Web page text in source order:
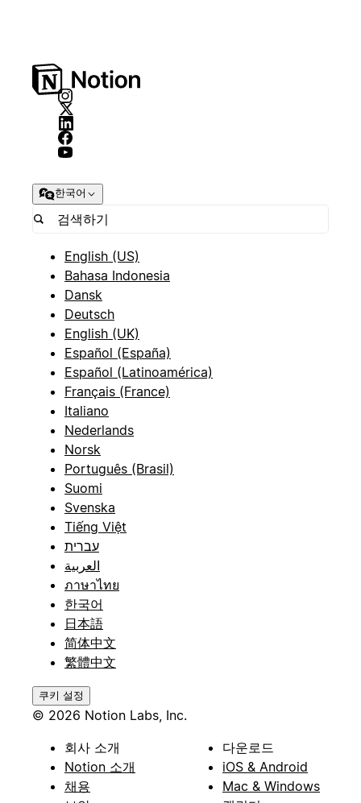
한국어
English (US)
Bahasa Indonesia
Dansk
Deutsch
English (UK)
Español (España)
Español (Latinoamérica)
Français (France)
Italiano
Nederlands
Norsk
Português (Brasil)
Suomi
Svenska
Tiếng Việt
עברית
العربية
ภาษาไทย
한국어
日本語
简体中文
繁體中文
쿠키 설정
© 2026 Notion Labs, Inc.
회사 소개
Notion 소개
채용
다운로드
iOS & Android
Mac & Windows